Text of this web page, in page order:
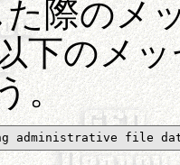
際のメ
下のメ
。
administrative file